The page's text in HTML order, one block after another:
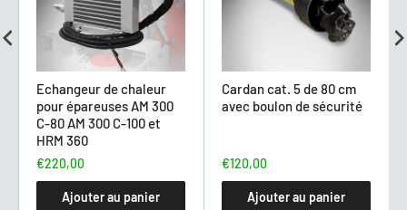
son bras articulé et de sa tête tranchante d'une largeur de
travail de 1,10 m, l’épareuse Giemme Machinery HRM 360 est
parfaitement indiquée pour le nettoyage d’espaces verts et
d’accotements difficilement accessibles, ceci en toute
sécurité. En effet, cette épareuse à un déploiement très
important, elle peut atteindre 4,70 m de hauteur et 4,35 m de
largeur, ce qui permet à la machine de travailler sur tous les
terrains et emplacements à accès difficiles.
Echangeur de chaleur
pour épareuses AM 300
C-80 AM 300 C-100 et
HRM 360
€220,00
Ajouter au panier
Cardan cat. 5 de 80 cm
avec boulon de sécurité
€120,00
Ajouter au panier